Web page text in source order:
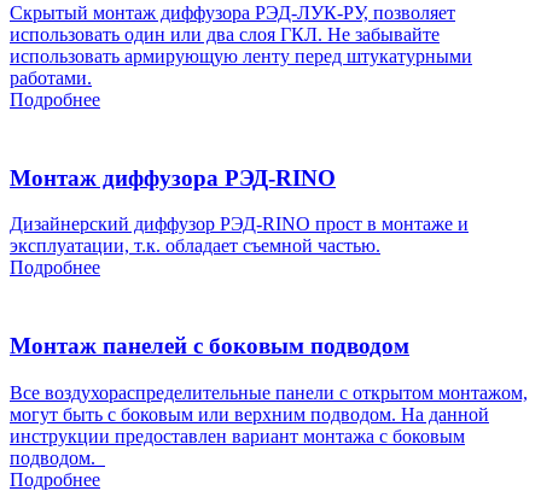
Скрытый монтаж диффузора РЭД-ЛУК-РУ, позволяет
использовать один или два слоя ГКЛ. Не забывайте
использовать армирующую ленту перед штукатурными
работами.
Подробнее
Монтаж диффузора РЭД-RINO
Дизайнерский диффузор РЭД-RINO прост в монтаже и
эксплуатации, т.к. обладает съемной частью.
Подробнее
Монтаж панелей с боковым подводом
Все воздухораспределительные панели с открытом монтажом,
могут быть с боковым или верхним подводом. На данной
инструкции предоставлен вариант монтажа с боковым
подводом.
Подробнее